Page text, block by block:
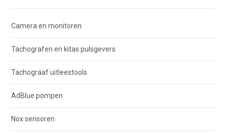
Camera en monitoren
Tachografen en kitas pulsgevers
Tachograaf uitleestools
AdBlue pompen
Nox sensoren